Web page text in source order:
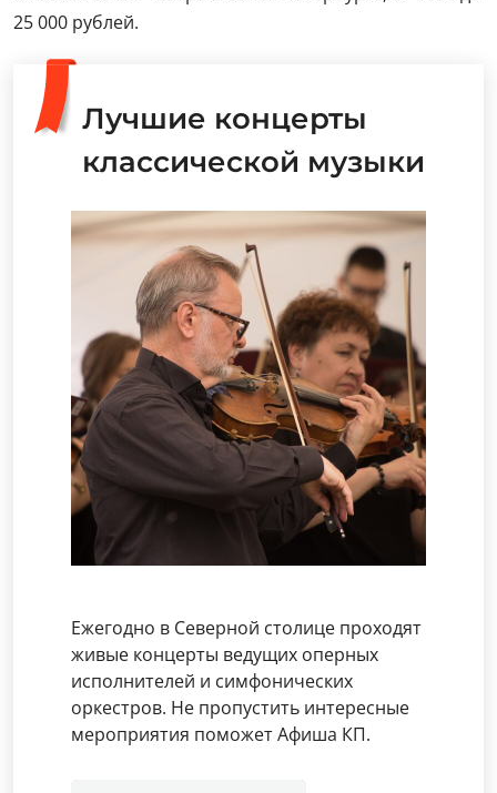
25 000 рублей.
Лучшие концерты
классической музыки
Ежегодно в Северной столице проходят
живые концерты ведущих оперных
исполнителей и симфонических
оркестров. Не пропустить интересные
мероприятия поможет Афиша КП.